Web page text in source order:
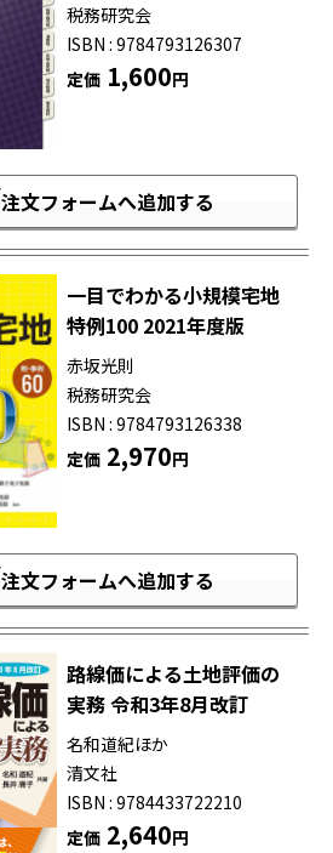
税務研究会
ISBN : 9784793126307
定価1,600円
注文フォームへ追加する
一目でわかる小規模宅地
特例100 2021年度版
赤坂光則
税務研究会
ISBN : 9784793126338
定価2,970円
注文フォームへ追加する
路線価による土地評価の
実務 令和3年8月改訂
名和道紀ほか
清文社
ISBN : 9784433722210
定価2,640円